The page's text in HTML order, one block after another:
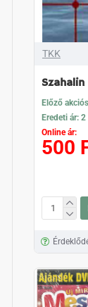
TKK
Előző
Eredeti ár:
Online ár:
500